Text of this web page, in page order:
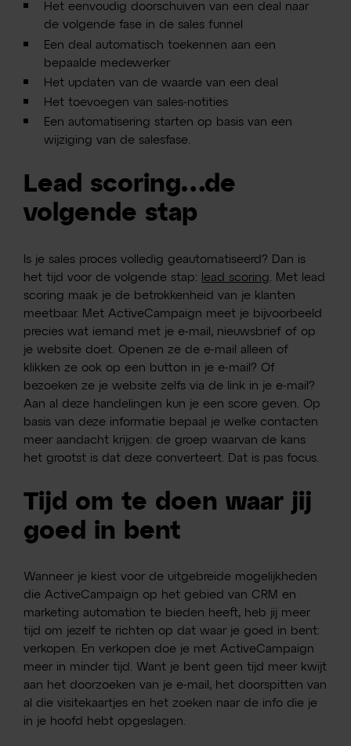
Het eenvoudig doorschuiven van een deal naar
de volgende fase in de sales funnel
Een deal automatisch toekennen aan een
bepaalde medewerker
Het updaten van de waarde van een deal
Het toevoegen van sales-notities
Een automatisering starten op basis van een
wijziging van de salesfase.
Lead scoring…de
volgende stap
Is je sales proces volledig geautomatiseerd? Dan is
het tijd voor de volgende stap:
lead scoring . Met lead
scoring maak je de betrokkenheid van je klanten
meetbaar. Met ActiveCampaign meet je bijvoorbeeld
precies wat iemand met je e-mail, nieuwsbrief of op
je website doet. Openen ze de e-mail alleen of
klikken ze ook op een button in je e-mail? Of
bezoeken ze je website zelfs via de link in je e-mail?
Aan al deze handelingen kun je een score geven. Op
basis van deze informatie bepaal je welke contacten
meer aandacht krijgen: de groep waarvan de kans
het grootst is dat deze converteert. Dat is pas focus.
Tijd om te doen waar jij
goed in bent
Wanneer je kiest voor de uitgebreide mogelijkheden
die ActiveCampaign op het gebied van CRM en
marketing automation te bieden heeft, heb jij meer
tijd om jezelf te richten op dat waar je goed in bent:
verkopen. En verkopen doe je met ActiveCampaign
meer in minder tijd. Want je bent geen tijd meer kwijt
aan het doorzoeken van je e-mail, het doorspitten van
al die visitekaartjes en het zoeken naar de info die je
in je hoofd hebt opgeslagen.